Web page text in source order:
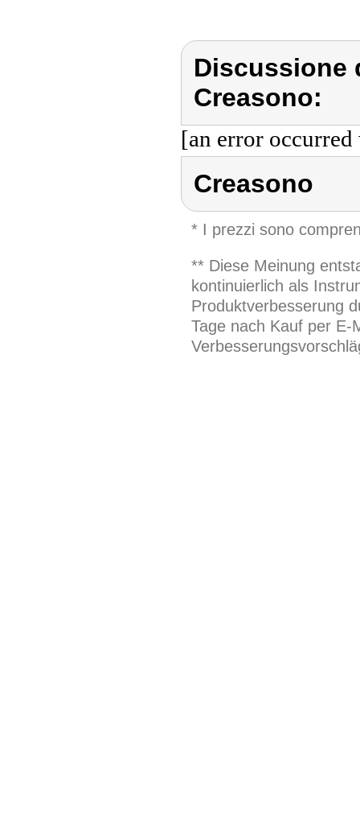
Discussione
Creasono:
[an error
Creasono
* I prezzi sono
** Diese Meinung
kontinuierlich als
Produktverbesserung
Tage nach Kauf per E-